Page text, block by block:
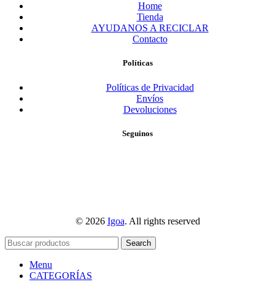
Home
Tienda
AYUDANOS A RECICLAR
Contacto
Políticas
Políticas de Privacidad
Envíos
Devoluciones
Seguinos
© 2026 Igoa. All rights reserved
Search
Menu
CATEGORÍAS